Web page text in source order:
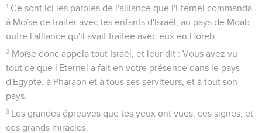
1 Ce sont ici les paroles de l'alliance que l'Eternel commanda
à Moïse de traiter avec les enfants d'Israël, au pays de Moab,
outre l'alliance qu'il avait traitée avec eux en Horeb.
2 Moïse donc appela tout Israël, et leur dit : Vous avez vu
tout ce que l'Eternel a fait en votre présence dans le pays
d'Egypte, à Pharaon et à tous ses serviteurs, et à tout son
pays.
3 Les grandes épreuves que tes yeux ont vues, ces signes, et
ces grands miracles.